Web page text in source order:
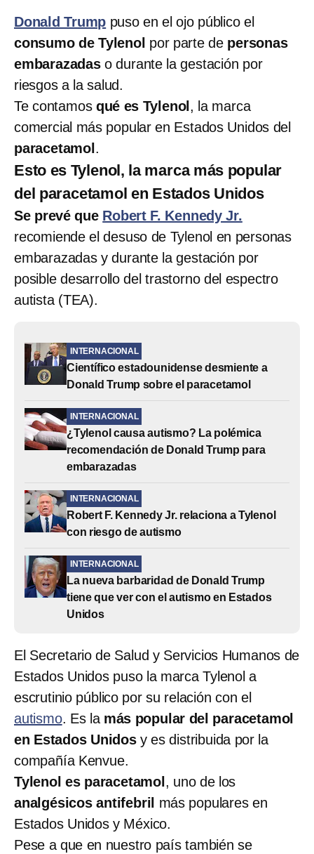
Donald Trump puso en el ojo público el
consumo de Tylenol por parte de personas
embarazadaso durante la gestación por
riesgos a la salud.
Te contamos qué es Tylenol , la marca
comercial más popular en Estados Unidos del
paracetamol .
Esto es Tylenol, la marca más popular
del paracetamol en Estados Unidos
Se prevé que Robert F. Kennedy Jr.
recomiende el desuso de Tylenol en personas
embarazadas y durante la gestación por
posible desarrollo del trastorno del espectro
autista (TEA).
INTERNACIONAL
Científico estadounidense desmiente a
Donald Trump sobre el paracetamol
INTERNACIONAL
¿Tylenol causa autismo? La polémica
recomendación de Donald Trump para
embarazadas
INTERNACIONAL
Robert F. Kennedy Jr. relaciona a Tylenol
con riesgo de autismo
INTERNACIONAL
La nueva barbaridad de Donald Trump
tiene que ver con el autismo en Estados
Unidos
El Secretario de Salud y Servicios Humanos de
Estados Unidos puso la marca Tylenol a
escrutinio público por su relación con el
autismo. Es la más popular del paracetamol
en Estados Unidosy es distribuida por la
compañía Kenvue.
Tylenol es paracetamol , uno de los
analgésicos antifebril más populares en
Estados Unidos y México.
Pese a que en nuestro país también se